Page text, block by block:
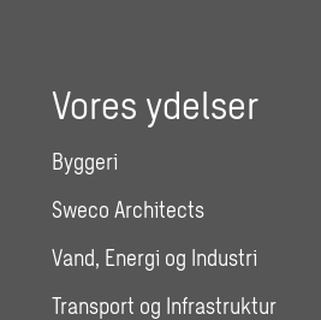
Vores ydelser
Byggeri
Sweco Architects
Vand, Energi og Industri
Transport og Infrastruktur